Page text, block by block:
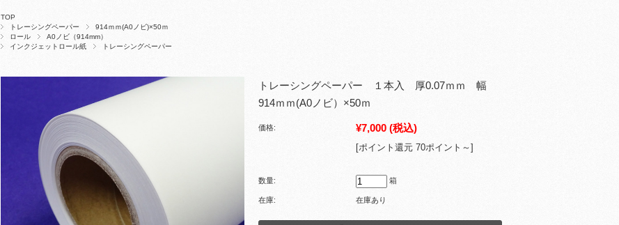
TOP
トレーシングペーパー
914ｍｍ(A0ノビ)×50ｍ
ロール
A0ノビ（914mm）
インクジェットロール紙
トレーシングペーパー
トレーシングペーパー １本入 厚0.07ｍｍ 幅
914ｍｍ(A0ノビ）×50ｍ
価格: ¥7,000 (税込)
[ポイント還元 70ポイント～]
数量: 箱
在庫: 在庫あり